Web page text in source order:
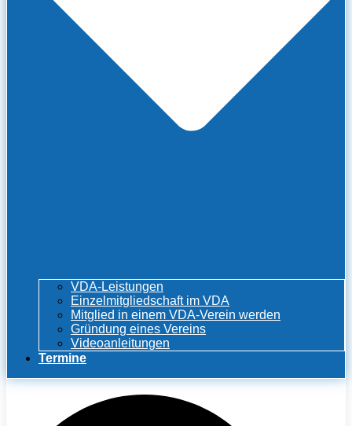
VDA-Leistungen
Einzelmitgliedschaft im VDA
Mitglied in einem VDA-Verein werden
Gründung eines Vereins
Videoanleitungen
Termine